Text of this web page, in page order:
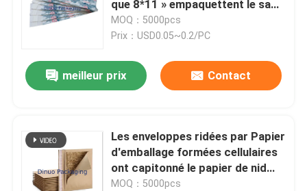
Emballage de papier de soie
Film étirable et rétrécissant
ESD protégeant des sacs
que 8*11 » empaquettent le sac
capitonné d'emballage de colle
de bande
MOQ：5000pcs
Prix：USD0.05~0.2/PC
meilleur prix Contact
Les enveloppes ridées par Papier
d'emballage formées cellulaires
ont capitonné le papier de nid
d'abeilles pour l'expédition
MOQ：5000pcs